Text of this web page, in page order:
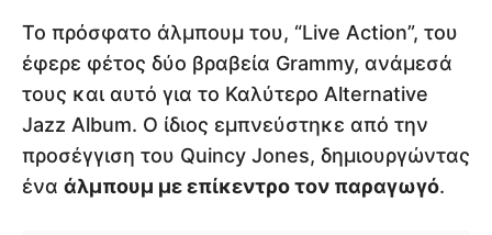
Το πρόσφατο άλμπουμ του, “Live Action”, του
έφερε φέτος δύο βραβεία Grammy, ανάμεσά
τους και αυτό για το Καλύτερο Alternative
Jazz Album. Ο ίδιος εμπνεύστηκε από την
προσέγγιση του Quincy Jones, δημιουργώντας
ένα άλμπουμ με επίκεντρο τον παραγωγό.